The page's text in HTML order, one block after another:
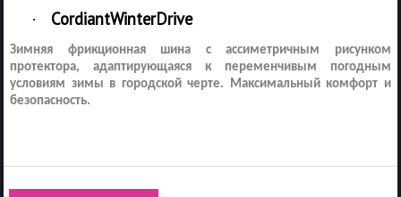
· CordiantWinterDrive
Зимняя фрикционная шина с ассиметричным рисунком
протектора, адаптирующаяся к переменчивым погодным
условиям зимы в городской черте. Максимальный комфорт и
безопасность.